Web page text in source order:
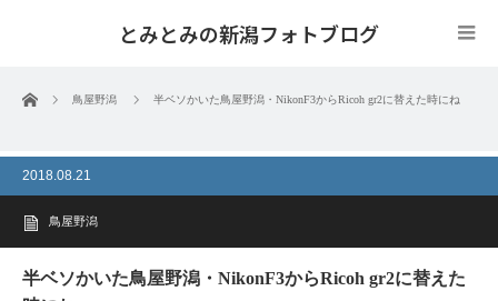
とみとみの新潟フォトブログ
ホーム 鳥屋野潟 半ベソかいた鳥屋野潟・NikonF3からRicoh gr2に替えた時にね
2018.08.21
鳥屋野潟
半ベソかいた鳥屋野潟・NikonF3からRicoh gr2に替えた